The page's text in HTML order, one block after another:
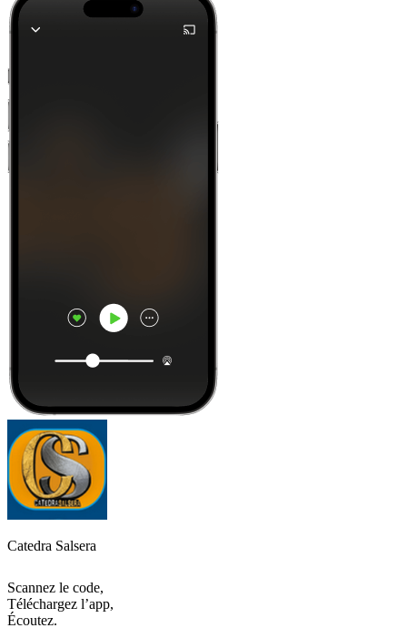
Catedra Salsera
Scannez le code,
Téléchargez l’app,
Écoutez.